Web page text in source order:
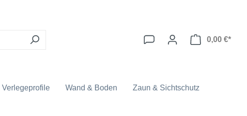
0,00 €*
Verlegeprofile Wand & Boden Zaun & Sichtschutz